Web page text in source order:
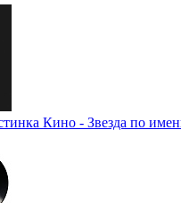
Кино - Звезда по